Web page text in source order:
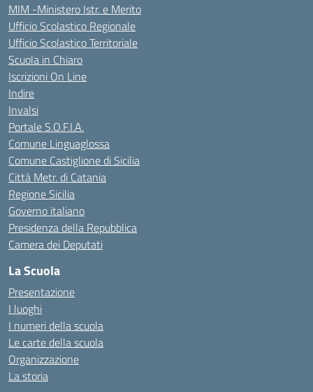
MIM -Ministero Istr. e Merito
Ufficio Scolastico Regionale
Ufficio Scolastico Territoriale
Scuola in Chiaro
Iscrizioni On Line
Indire
Invalsi
Portale S.O.F.I.A.
Comune Linguaglossa
Comune Castiglione di Sicilia
Città Metr. di Catania
Regione Sicilia
Governo italiano
Presidenza della Repubblica
Camera dei Deputati
La Scuola
Presentazione
I luoghi
I numeri della scuola
Le carte della scuola
Organizzazione
La storia